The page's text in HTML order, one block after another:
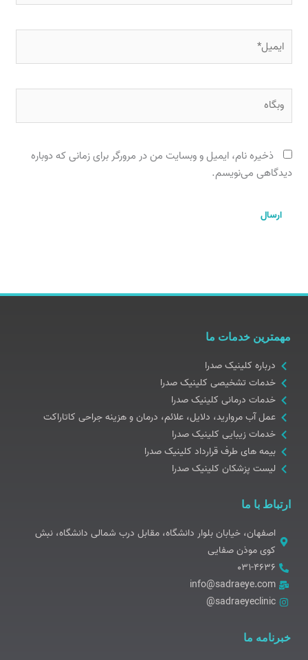
وبگاه
ذخیره نام، ایمیل و وبسایت من در مرورگر برای زمانی که دوباره
دیدگاهی می‌نویسم.
مهمترین خدمات ما
درباره کلینیک صدرا
خدمات تشخیصی کلینیک صدرا
خدمات درمانی کلینیک صدرا
عمل آب مروارید، دلایل، علائم، درمان و هزینه جراحی کاتاراکت
خدمات زیبایی کلینیک صدرا
بیمه های طرف قرارداد کلینیک صدرا
لیست پزشکان کلینیک صدرا
ارتباط با ما
اصفهان، خیابان بلوار دانشگاه، مقابل درب شمالی دانشگاه، نبش
کوی موذن صفایی
۰۳۱-۴۶۳۶
info@sadraeye.com
sadraeyeclinic@
خبرنامه ما